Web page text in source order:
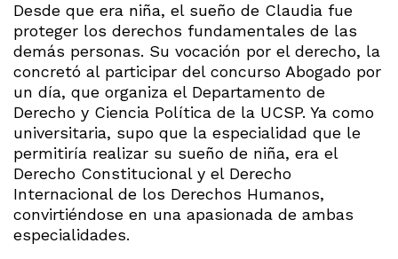
Desde que era niña, el sueño de Claudia fue
proteger los derechos fundamentales de las
demás personas. Su vocación por el derecho, la
concretó al participar del concurso Abogado por
un día, que organiza el Departamento de
Derecho y Ciencia Política de la UCSP. Ya como
universitaria, supo que la especialidad que le
permitiría realizar su sueño de niña, era el
Derecho Constitucional y el Derecho
Internacional de los Derechos Humanos,
convirtiéndose en una apasionada de ambas
especialidades.